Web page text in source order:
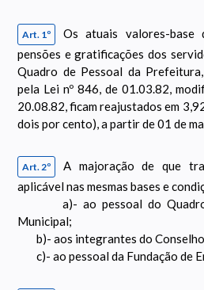
Art. 1º
Os atuais valores-base
pensões e gratificações dos
Quadro de Pessoal da
pela Lei nº 846, de 01.03.82,
20.08.82, ficam reajustados em
dois por cento), a partir de 01 de
Art. 2º
A majoração de que
aplicável nas mesmas bases e
a)- ao pessoal do Quadro
Municipal;
b)- aos integrantes do
c)- ao pessoal da Fundação de